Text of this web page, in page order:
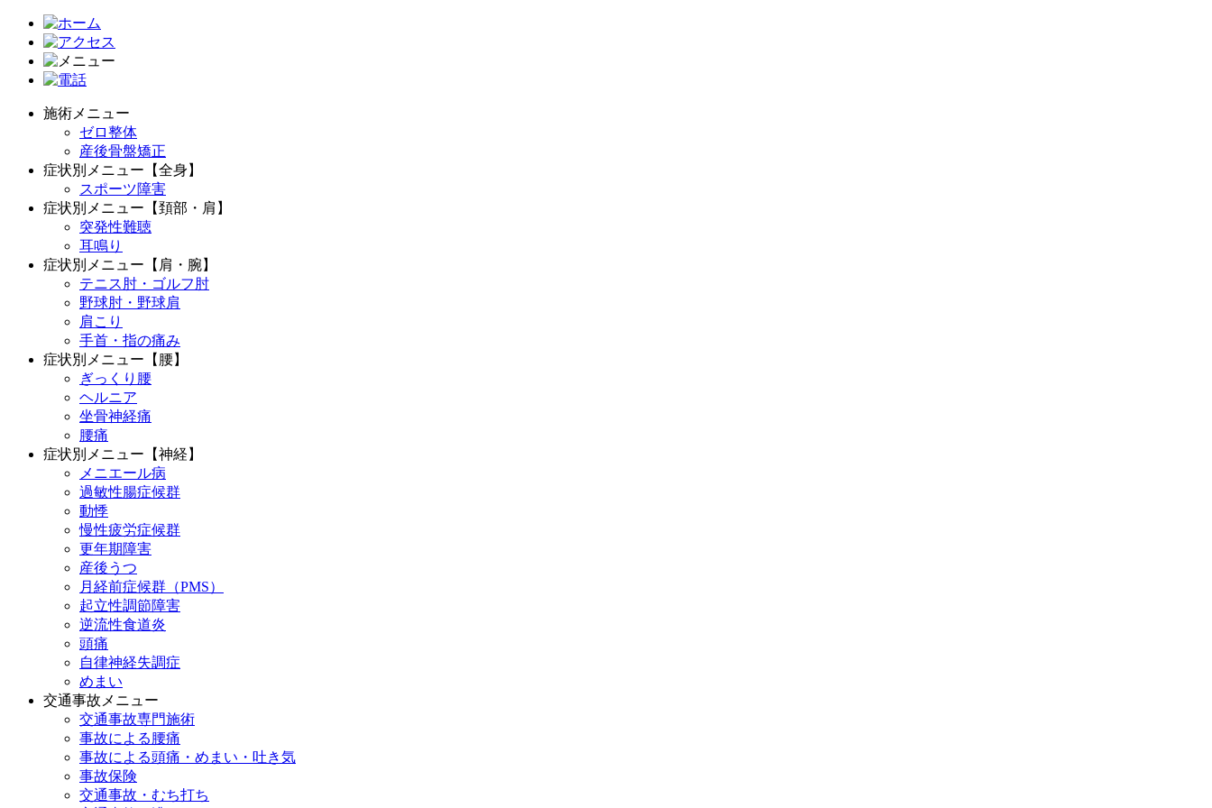
施術メニュー
ゼロ整体
産後骨盤矯正
症状別メニュー【全身】
スポーツ障害
症状別メニュー【頚部・肩】
突発性難聴
耳鳴り
症状別メニュー【肩・腕】
テニス肘・ゴルフ肘
野球肘・野球肩
肩こり
手首・指の痛み
症状別メニュー【腰】
ぎっくり腰
ヘルニア
坐骨神経痛
腰痛
症状別メニュー【神経】
メニエール病
過敏性腸症候群
動悸
慢性疲労症候群
更年期障害
産後うつ
月経前症候群（PMS）
起立性調節障害
逆流性食道炎
頭痛
自律神経失調症
めまい
交通事故メニュー
交通事故専門施術
事故による腰痛
事故による頭痛・めまい・吐き気
事故保険
交通事故・むち打ち